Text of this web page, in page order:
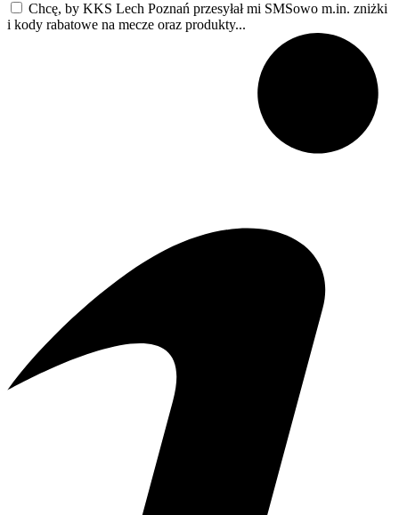
Chcę, by KKS Lech Poznań przesyłał mi SMSowo m.in. zniżki
i kody rabatowe na mecze oraz produkty...